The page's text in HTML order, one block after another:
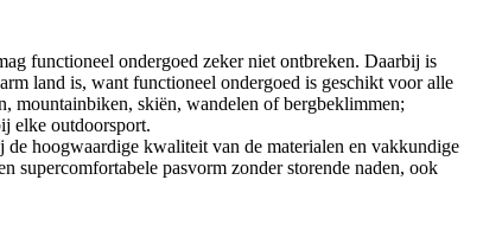
functioneel ondergoed zeker niet ontbreken. Daarbij is
land is, want functioneel ondergoed is geschikt voor alle
mountainbiken, skiën, wandelen of bergbeklimmen;
elke outdoorsport.
de hoogwaardige kwaliteit van de materialen en vakkundige
supercomfortabele pasvorm zonder storende naden, ook